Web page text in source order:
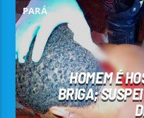
PARÁ
HOMEM É
BRIGA;